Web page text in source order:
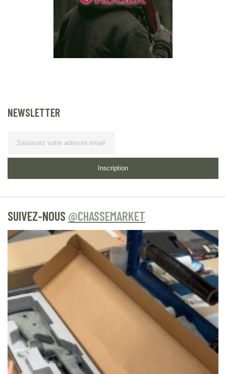
NEWSLETTER
Inscription
SUIVEZ-NOUS @CHASSEMARKET